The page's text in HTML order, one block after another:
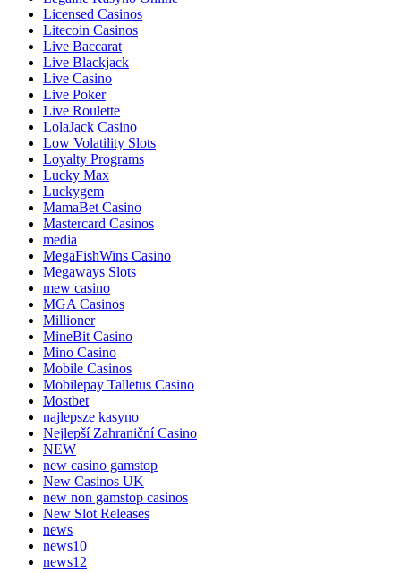
Licensed Casinos
Litecoin Casinos
Live Baccarat
Live Blackjack
Live Casino
Live Poker
Live Roulette
LolaJack Casino
Low Volatility Slots
Loyalty Programs
Lucky Max
Luckygem
MamaBet Casino
Mastercard Casinos
media
MegaFishWins Casino
Megaways Slots
mew casino
MGA Casinos
Millioner
MineBit Casino
Mino Casino
Mobile Casinos
Mobilepay Talletus Casino
Mostbet
najlepsze kasyno
Nejlepší Zahraniční Casino
NEW
new casino gamstop
New Casinos UK
new non gamstop casinos
New Slot Releases
news
news10
news12